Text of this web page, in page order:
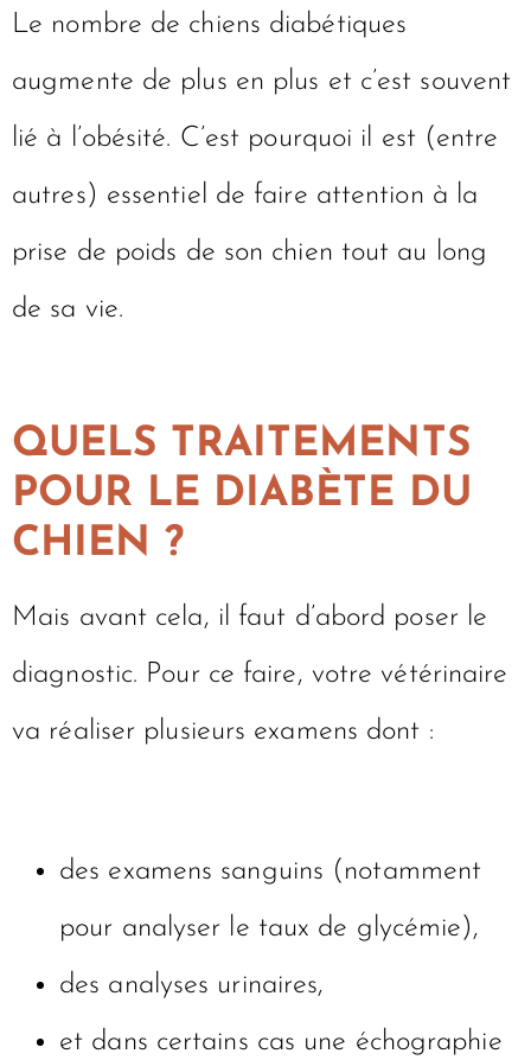
Le nombre de chiens diabétiques
augmente de plus en plus et c’est souvent
lié à l’obésité. C’est pourquoi il est (entre
autres) essentiel de faire attention à la
prise de poids de son chien tout au long
de sa vie.
QUELS TRAITEMENTS
POUR LE DIABÈTE DU
CHIEN ?
Mais avant cela, il faut d’abord poser le
diagnostic. Pour ce faire, votre vétérinaire
va réaliser plusieurs examens dont :
des examens sanguins (notamment
pour analyser le taux de glycémie),
des analyses urinaires,
et dans certains cas une échographie